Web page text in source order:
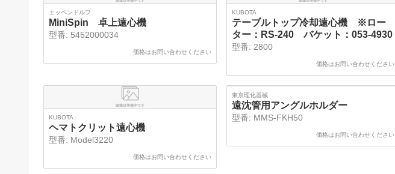
エッペンドルフ
MiniSpin 卓上遠心機
型番: 5452000034
価格はお問い合わせください
KUBOTA
テーブルトップ冷却遠心機 ※ロー
ター：RS-240 バケット：053-4930
型番: 2800
価格はお問い合わせください
KUBOTA
ヘマトクリット遠心機
型番: Model3220
価格はお問い合わせください
東京理化器械
遠沈管用アングルホルダー
型番: MMS-FKH50
価格はお問い合わせください